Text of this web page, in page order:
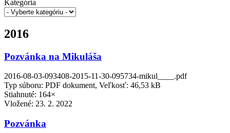
Kategória
2016
Pozvánka na Mikuláša
2016-08-03-093408-2015-11-30-095734-mikul____.pdf
Typ súboru: PDF dokument, Veľkosť: 46,53 kB
Stiahnuté: 164×
Vložené: 23. 2. 2022
Pozvánka